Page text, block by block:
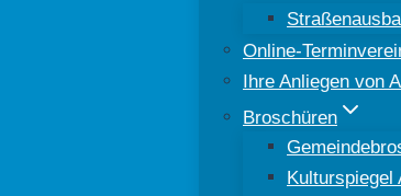
Online-
Ihre Anliegen von
Broschüren
Kulturspiegel